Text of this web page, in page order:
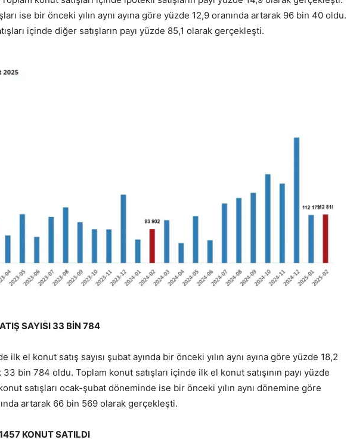
ise bir önceki yılın aynı ayına göre yüzde 12,9 oranında artarak 96 bin 40 oldu.
içinde diğer satışların payı yüzde 85,1 olarak gerçekleşti.
SAYISI 33 BİN 784
ilk el konut satış sayısı şubat ayında bir önceki yılın aynı ayına göre yüzde 18,2
33 bin 784 oldu. Toplam konut satışları içinde ilk el konut satışının payı yüzde
satışları ocak-şubat döneminde ise bir önceki yılın aynı dönemine göre
artarak 66 bin 569 olarak gerçekleşti.
KONUT SATILDI